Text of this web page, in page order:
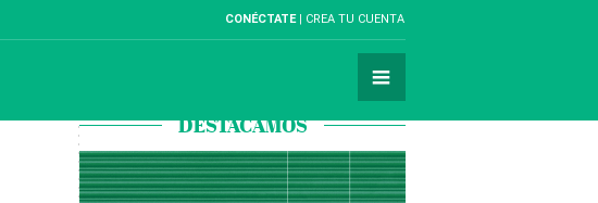
CONÉCTATE CREA TU CUENTA
DESTACAMOS